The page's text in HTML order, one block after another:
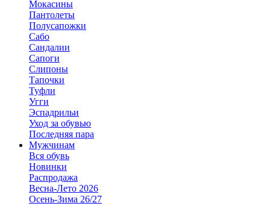
Мокасины
Пантолеты
Полусапожки
Сабо
Сандалии
Сапоги
Слипоны
Тапочки
Туфли
Угги
Эспадрильи
Уход за обувью
Последняя пара
Мужчинам
Вся обувь
Новинки
Распродажа
Весна-Лето 2026
Осень-Зима 26/27